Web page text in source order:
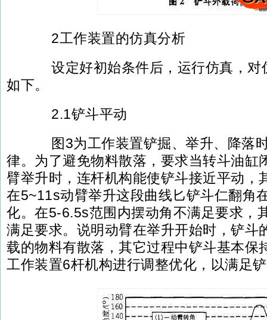
2工作装置的仿真分析
设定好初始条件后，运行仿真，对
如下。
2.1铲斗平动
图3为工作装置铲掘、举升、降落
律。为了避免物料散落，要求当转斗油缸
臂举升时，连杆机构能使铲斗接近平动，
在5~11s动臂举升这段曲线匕铲斗仁翻角
化。在5-6.5s范围内摆动角不满足要求，
满足要求。说明动臂在举升开始时，铲斗
载的物料有散落，其它过程中铲斗基本保
工作装置6杆机构进行调整优化，以满足